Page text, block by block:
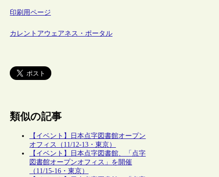
印刷用ページ
カレントアウェアネス・ポータル
類似の記事
【イベント】日本点字図書館オープン
オフィス（11/12-13・東京）
【イベント】日本点字図書館、「点字
図書館オープンオフィス」を開催
（11/15-16・東京）